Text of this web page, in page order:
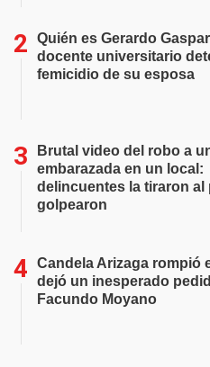
Quién es Gerardo
docente universitario
femicidio de su esposa
Brutal video del robo a
embarazada en un local:
delincuentes la tiraron al
golpearon
Candela Arizaga rompió
dejó un inesperado
Facundo Moyano